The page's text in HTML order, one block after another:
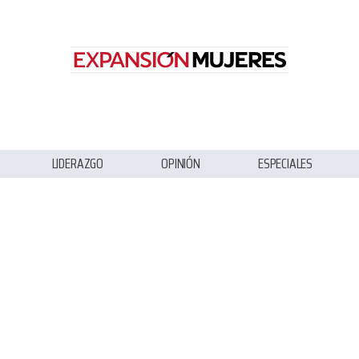
LIDERAZGO OPINIÓN ESPECIALES